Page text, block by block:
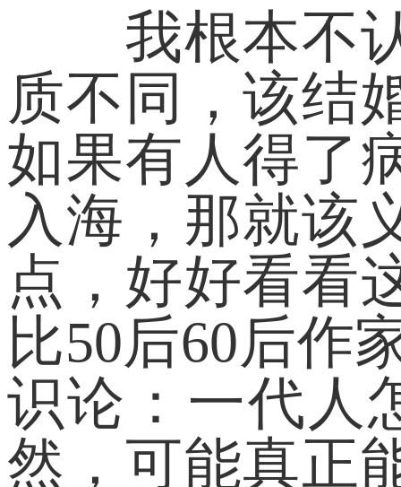
我根本不认
质不同，该结
如果有人得了
入海，那就该
点，好好看看
比50后60后作
识论：一代人
然，可能真正